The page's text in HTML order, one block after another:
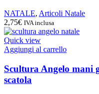
NATALE, Articoli Natale
2,75€ IVA inclusa
Quick view
Aggiungi al carrello
Scultura Angelo mani
scatola